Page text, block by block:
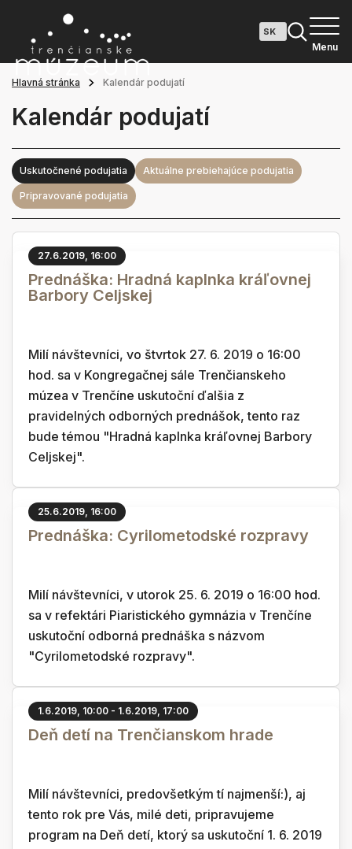
Menu
Hlavná stránka Kalendár podujatí
Kalendár podujatí
Uskutočnené podujatia Aktuálne prebiehajúce podujatia
Pripravované podujatia
27.6.2019, 16:00
Prednáška: Hradná kaplnka kráľovnej
Barbory Celjskej
Milí návštevníci, vo štvrtok 27. 6. 2019 o 16:00
hod. sa v Kongregačnej sále Trenčianskeho
múzea v Trenčíne uskutoční ďalšia z
pravidelných odborných prednášok, tento raz
bude témou "Hradná kaplnka kráľovnej Barbory
Celjskej".
25.6.2019, 16:00
Prednáška: Cyrilometodské rozpravy
Milí návštevníci, v utorok 25. 6. 2019 o 16:00 hod.
sa v refektári Piaristického gymnázia v Trenčíne
uskutoční odborná prednáška s názvom
"Cyrilometodské rozpravy".
1.6.2019, 10:00 - 1.6.2019, 17:00
Deň detí na Trenčianskom hrade
Milí návštevníci, predovšetkým tí najmenší:), aj
tento rok pre Vás, milé deti, pripravujeme
program na Deň detí, ktorý sa uskutoční 1. 6. 2019